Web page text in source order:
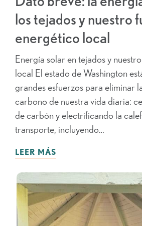
los tejados y nuestro
energético local
Energía solar en tejados y
local El estado de Washington
grandes esfuerzos para eliminar
carbono de nuestra vida diaria:
de carbón y electrificando la
transporte, incluyendo…
LEER MÁS